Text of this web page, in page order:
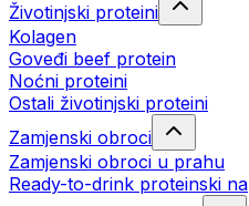
Životinjski proteini
Kolagen
Goveđi beef protein
Noćni proteini
Ostali životinjski proteini
Zamjenski obroci
Zamjenski obroci u prahu
Ready-to-drink proteinski